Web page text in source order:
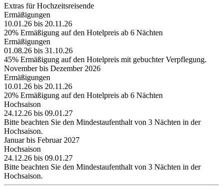
Extras für Hochzeitsreisende
Ermäßigungen
10.01.26 bis 20.11.26
20% Ermäßigung auf den Hotelpreis ab 6 Nächten
Ermäßigungen
01.08.26 bis 31.10.26
45% Ermäßigung auf den Hotelpreis mit gebuchter Verpflegung.
November bis Dezember 2026
Ermäßigungen
10.01.26 bis 20.11.26
20% Ermäßigung auf den Hotelpreis ab 6 Nächten
Hochsaison
24.12.26 bis 09.01.27
Bitte beachten Sie den Mindestaufenthalt von 3 Nächten in der
Hochsaison.
Januar bis Februar 2027
Hochsaison
24.12.26 bis 09.01.27
Bitte beachten Sie den Mindestaufenthalt von 3 Nächten in der
Hochsaison.